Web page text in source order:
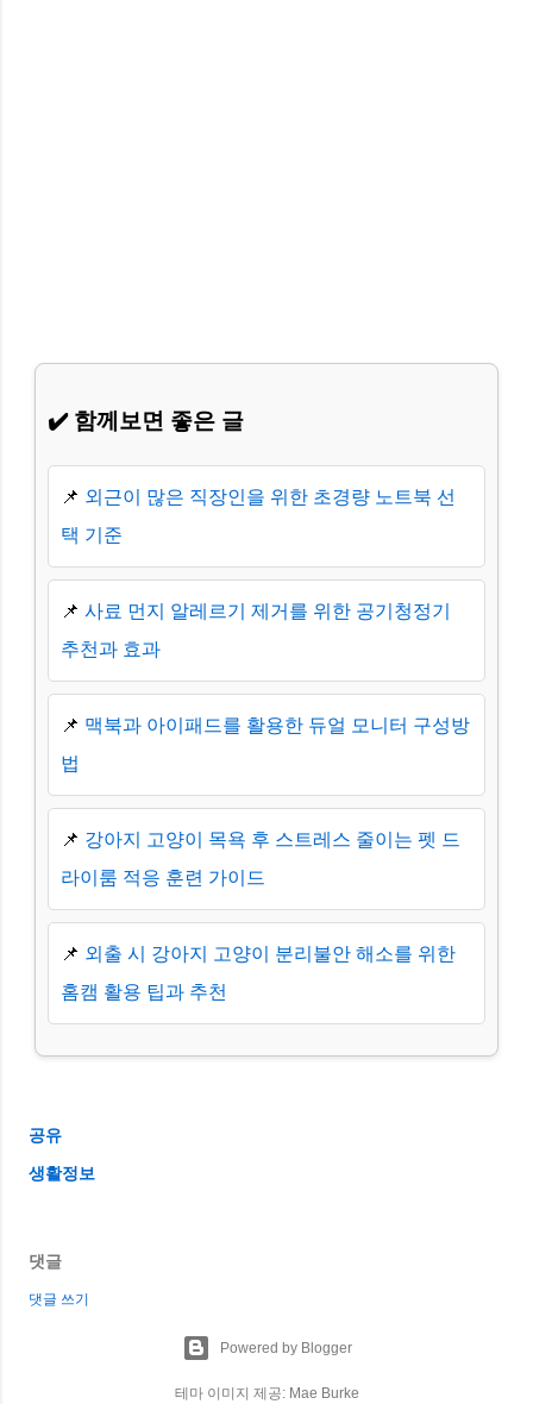
✔️ 함께보면 좋은 글
📌 외근이 많은 직장인을 위한 초경량 노트북 선
택 기준
📌 사료 먼지 알레르기 제거를 위한 공기청정기
추천과 효과
📌 맥북과 아이패드를 활용한 듀얼 모니터 구성방
법
📌 강아지 고양이 목욕 후 스트레스 줄이는 펫 드
라이룸 적응 훈련 가이드
📌 외출 시 강아지 고양이 분리불안 해소를 위한
홈캠 활용 팁과 추천
공유
생활정보
댓글
댓글 쓰기
Powered by Blogger
테마 이미지 제공: Mae Burke